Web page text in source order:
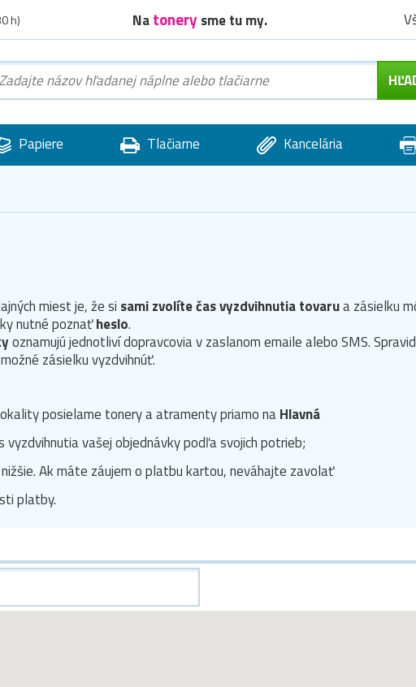
h) Natonery sme tu my.
Papiere Tlačiarne Kancelária
miest je, že si sami zvolíte čas vyzdvihnutia tovarua zásielku
nutné poznaťheslo.
oznamujú jednotliví dopravcovia v zaslanom emaile alebo SMS.
zásielku vyzdvihnúť.
posielame tonery a atramenty priamo naHlavná
vyzdvihnutia vašej objednávky podľa svojich potrieb;
Ak máte záujem o platbu kartou, neváhajte zavolať
platby.